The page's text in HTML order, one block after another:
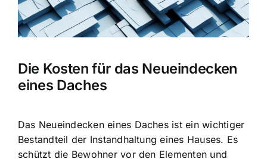
Die Kosten für das Neueindecken
eines Daches
Das Neueindecken eines Daches ist ein wichtiger
Bestandteil der Instandhaltung eines Hauses. Es
schützt die Bewohner vor den Elementen und